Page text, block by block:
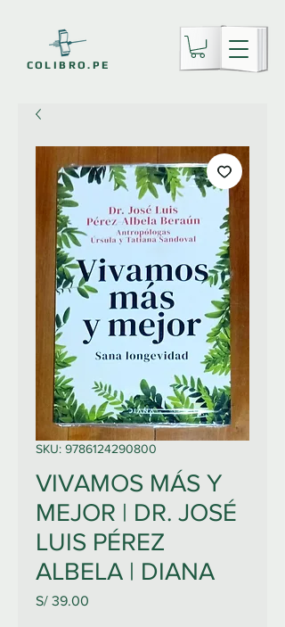
COLIBRO.PE
SKU: 9786124290800
VIVAMOS MÁS Y
MEJOR | DR. JOSÉ
LUIS PÉREZ
ALBELA | DIANA
S/ 39.00